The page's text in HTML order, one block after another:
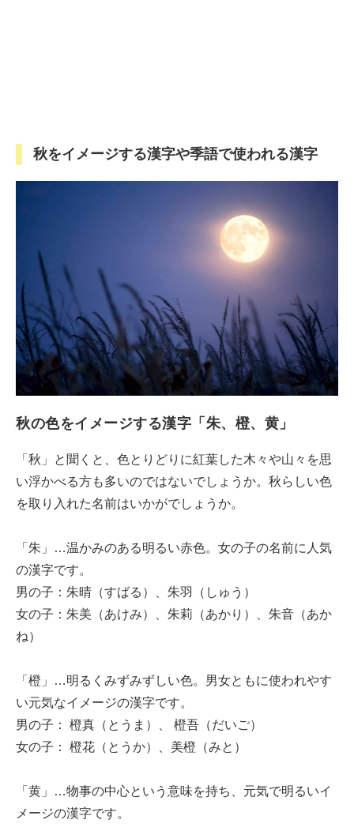
秋をイメージする漢字や季語で使われる漢字
秋の色をイメージする漢字「朱、橙、黄」
「秋」と聞くと、色とりどりに紅葉した木々や山々を思
い浮かべる方も多いのではないでしょうか。秋らしい色
を取り入れた名前はいかがでしょうか。
「朱」…温かみのある明るい赤色。女の子の名前に人気
の漢字です。
男の子：朱晴（すばる）、朱羽（しゅう）
女の子：朱美（あけみ）、朱莉（あかり）、朱音（あか
ね）
「橙」…明るくみずみずしい色。男女ともに使われやす
い元気なイメージの漢字です。
男の子： 橙真（とうま）、 橙吾（だいご）
女の子： 橙花（とうか）、美橙（みと）
「黄」…物事の中心という意味を持ち、元気で明るいイ
メージの漢字です。